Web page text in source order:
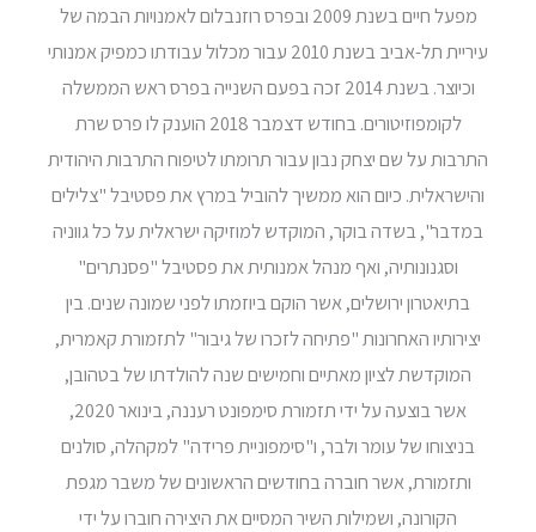
מפעל חיים בשנת 2009 ובפרס רוזנבלום לאמנויות הבמה של
עיריית תל-אביב בשנת 2010 עבור מכלול עבודתו כמפיק אמנותי
וכיוצר. בשנת 2014 זכה בפעם השנייה בפרס ראש הממשלה
לקומפוזיטורים. בחודש דצמבר 2018 הוענק לו פרס שרת
התרבות על שם יצחק נבון עבור תרומתו לטיפוח התרבות היהודית
והישראלית. כיום הוא ממשיך להוביל במרץ את פסטיבל "צלילים
במדבר", בשדה בוקר, המוקדש למוזיקה ישראלית על כל גווניה
וסגנונותיה, ואף מנהל אמנותית את פסטיבל "פסנתרים"
בתיאטרון ירושלים, אשר הוקם ביוזמתו לפני שמונה שנים. בין
יצירותיו האחרונות "פתיחה לזכרו של גיבור" לתזמורת קאמרית,
המוקדשת לציון מאתיים וחמישים שנה להולדתו של בטהובן,
אשר בוצעה על ידי תזמורת סימפונט רעננה, בינואר 2020,
בניצוחו של עומר ולבר, ו"סימפוניית פרידה" למקהלה, סולנים
ותזמורת, אשר חוברה בחודשים הראשונים של משבר מגפת
הקורונה, ושמילות השיר המסיים את היצירה חוברו על ידי